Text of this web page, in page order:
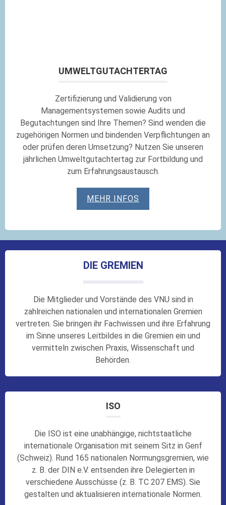
UMWELTGUTACHTERTAG
Zertifizierung und Validierung von
Managementsystemen sowie Audits und
Begutachtungen sind Ihre Themen? Sind wenden die
zugehörigen Normen und bindenden Verpflichtungen an
oder prüfen deren Umsetzung? Nutzen Sie unseren
jährlichen Umweltgutachtertag zur Fortbildung und
zum Erfahrungsaustausch.
MEHR INFOS
DIE GREMIEN
Die Mitglieder und Vorstände des VNU sind in
zahlreichen nationalen und internationalen Gremien
vertreten. Sie bringen ihr Fachwissen und ihre Erfahrung
im Sinne unseres Leitbildes in die Gremien ein und
vermitteln zwischen Praxis, Wissenschaft und
Behörden.
ISO
Die ISO ist eine unabhängige, nichtstaatliche
internationale Organisation mit seinem Sitz in Genf
(Schweiz). Rund 165 nationalen Normungsgremien, wie
z. B. der DIN e.V. entsenden ihre Delegierten in
verschiedene Ausschüsse (z. B. TC 207 EMS). Sie
gestalten und aktualisieren internationale Normen.